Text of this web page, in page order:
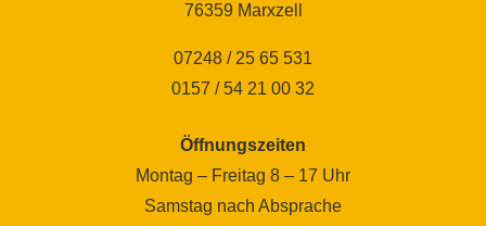
76359 Marxzell
07248 / 25 65 531
0157 / 54 21 00 32
Öffnungszeiten
Montag – Freitag 8 – 17 Uhr
Samstag nach Absprache